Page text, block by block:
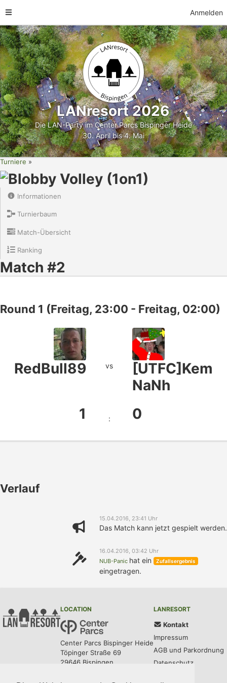
Anmelden
LANresort 2026
Die LAN-Party im Center Parcs Bispinger Heide
30. April bis 4. Mai
Turniere
Blobby Volley (1on1)
Informationen
Turnierbaum
Match-Übersicht
Ranking
Match #2
Round 1 (Freitag, 23:00 - Freitag, 02:00)
RedBull89 vs
[UTFC]Kem
NaNh
1
: 0
Verlauf
15.04.2016, 23:41 Uhr
Das Match kann jetzt gespielt werden.
16.04.2016, 03:42 Uhr
NUB-Panic hat ein Zufallsergebnis
eingetragen.
LOCATION
Center Parcs Bispinger Heide
Töpinger Straße 69
29646 Bispingen
LANRESORT
Kontakt
Impressum
AGB und Parkordnung
Datenschutz